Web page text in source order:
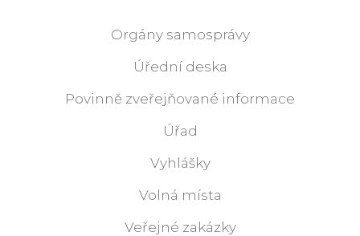
Orgány samosprávy
Úřední deska
Povinně zveřejňované informace
Úřad
Vyhlášky
Volná místa
Veřejné zakázky